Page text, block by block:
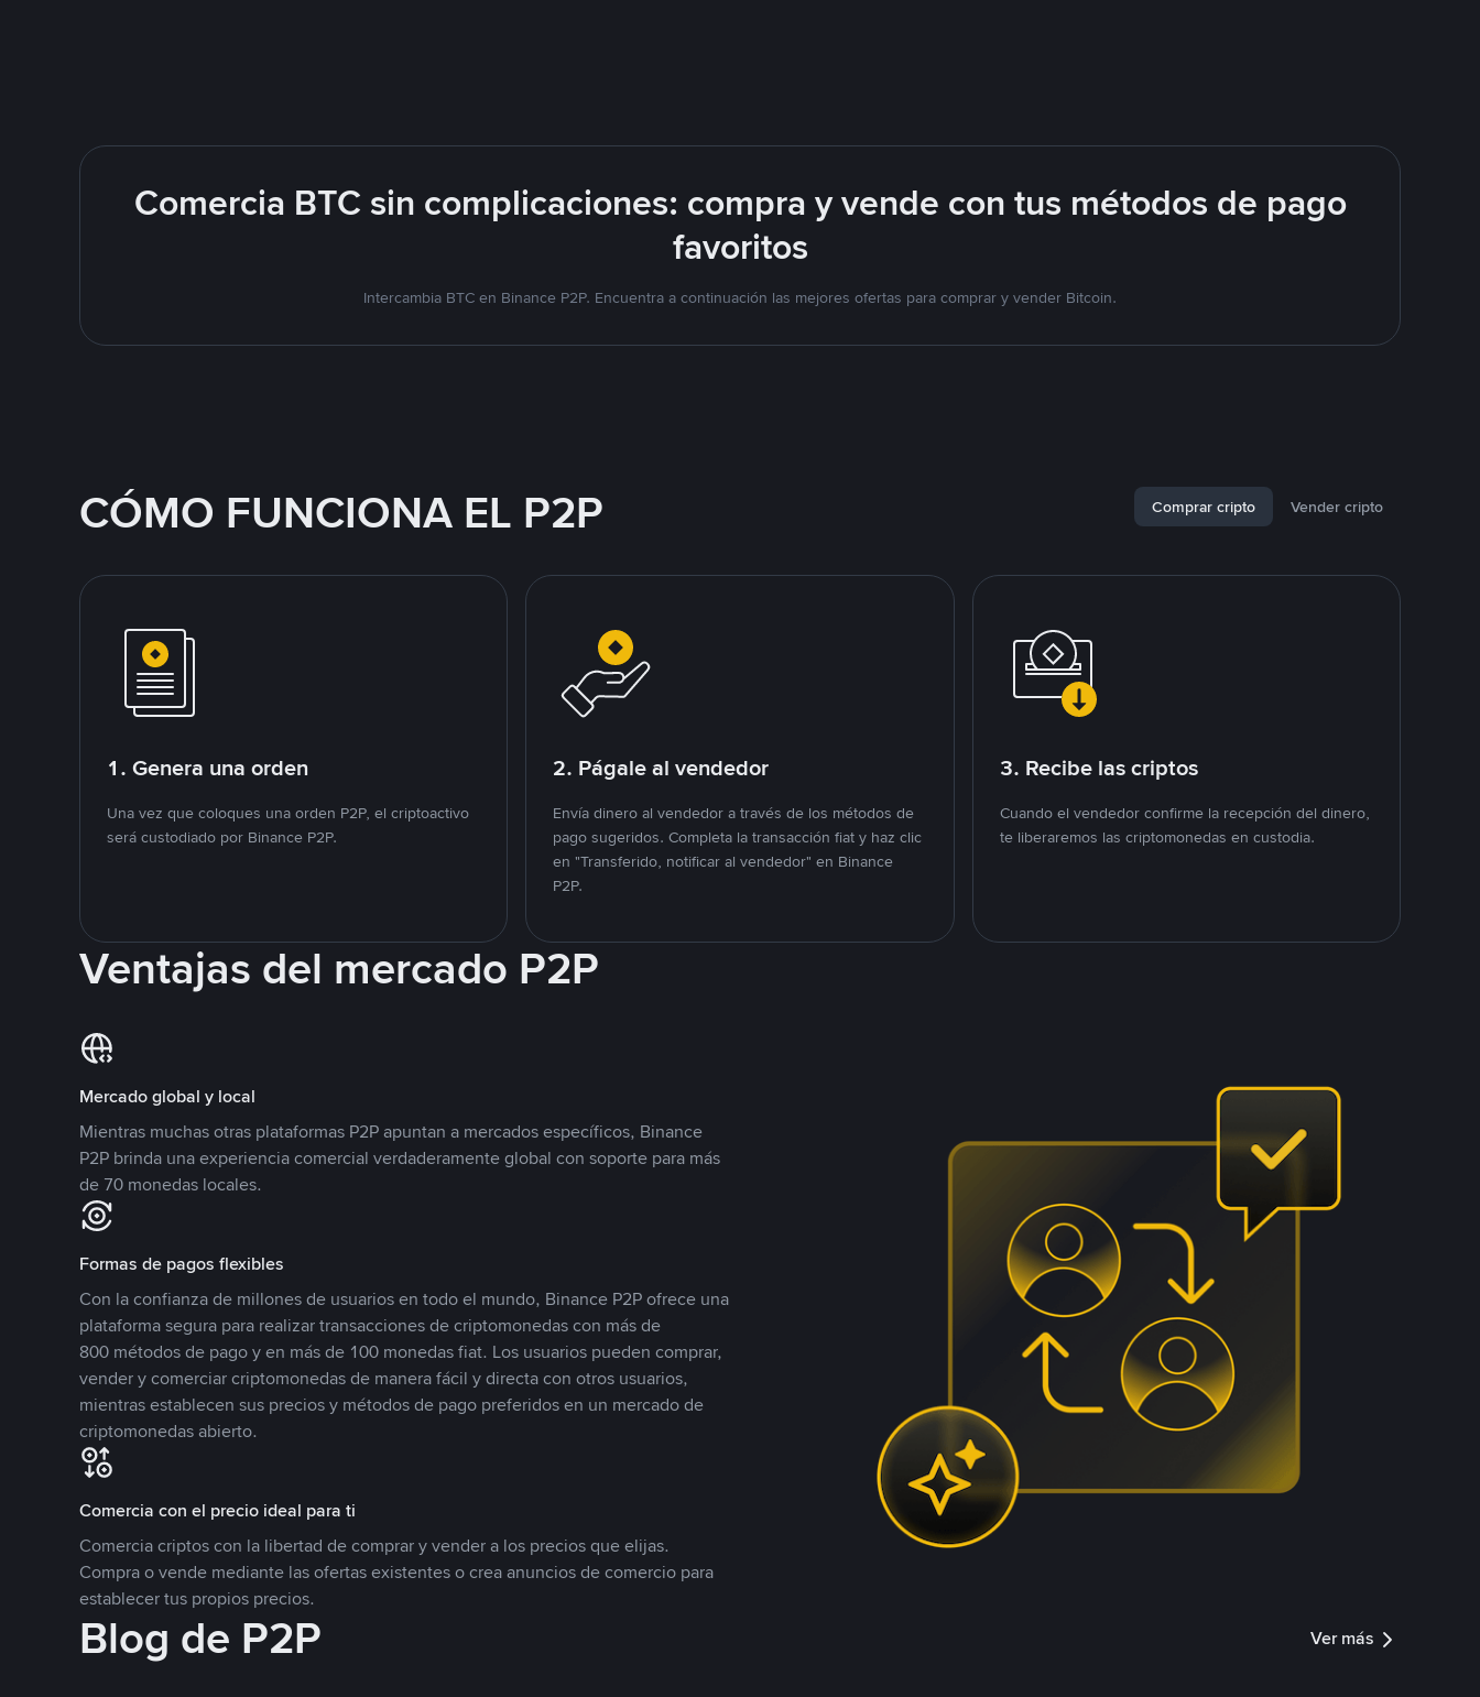
Comercia BTC sin complicaciones: compra y vende con tus métodos de pago
favoritos
Intercambia BTC en Binance P2P. Encuentra a continuación las mejores ofertas para comprar y vender Bitcoin.
CÓMO FUNCIONA EL P2P Comprar cripto Vender cripto
1. Genera una orden
Una vez que coloques una orden P2P, el criptoactivo
será custodiado por Binance P2P.
2. Págale al vendedor
Envía dinero al vendedor a través de los métodos de
pago sugeridos. Completa la transacción fiat y haz clic
en "Transferido, notificar al vendedor" en Binance
P2P.
3. Recibe las criptos
Cuando el vendedor confirme la recepción del dinero,
te liberaremos las criptomonedas en custodia.
Ventajas del mercado P2P
Mercado global y local
Mientras muchas otras plataformas P2P apuntan a mercados específicos, Binance
P2P brinda una experiencia comercial verdaderamente global con soporte para más
de 70 monedas locales.
Formas de pagos flexibles
Con la confianza de millones de usuarios en todo el mundo, Binance P2P ofrece una
plataforma segura para realizar transacciones de criptomonedas con más de
800 métodos de pago y en más de 100 monedas fiat. Los usuarios pueden comprar,
vender y comerciar criptomonedas de manera fácil y directa con otros usuarios,
mientras establecen sus precios y métodos de pago preferidos en un mercado de
criptomonedas abierto.
Comercia con el precio ideal para ti
Comercia criptos con la libertad de comprar y vender a los precios que elijas.
Compra o vende mediante las ofertas existentes o crea anuncios de comercio para
establecer tus propios precios.
Blog de P2P Ver más